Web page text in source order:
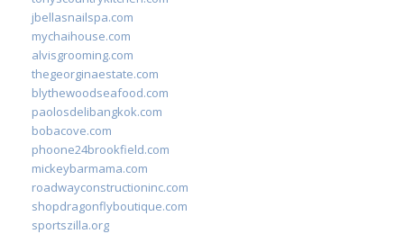
jbellasnailspa.com
mychaihouse.com
alvisgrooming.com
thegeorginaestate.com
blythewoodseafood.com
paolosdelibangkok.com
bobacove.com
phoone24brookfield.com
mickeybarmama.com
roadwayconstructioninc.com
shopdragonflyboutique.com
sportszilla.org